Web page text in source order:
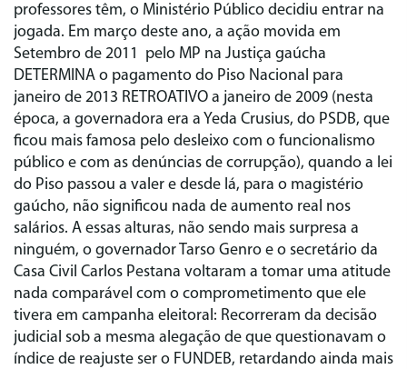
professores têm, o Ministério Público decidiu entrar na
jogada. Em março deste ano, a ação movida em
Setembro de 2011 pelo MP na Justiça gaúcha
DETERMINA o pagamento do Piso Nacional para
janeiro de 2013 RETROATIVO a janeiro de 2009 (nesta
época, a governadora era a Yeda Crusius, do PSDB, que
ficou mais famosa pelo desleixo com o funcionalismo
público e com as denúncias de corrupção), quando a lei
do Piso passou a valer e desde lá, para o magistério
gaúcho, não significou nada de aumento real nos
salários. A essas alturas, não sendo mais surpresa a
ninguém, o governador Tarso Genro e o secretário da
Casa Civil Carlos Pestana voltaram a tomar uma atitude
nada comparável com o comprometimento que ele
tivera em campanha eleitoral: Recorreram da decisão
judicial sob a mesma alegação de que questionavam o
índice de reajuste ser o FUNDEB, retardando ainda mais